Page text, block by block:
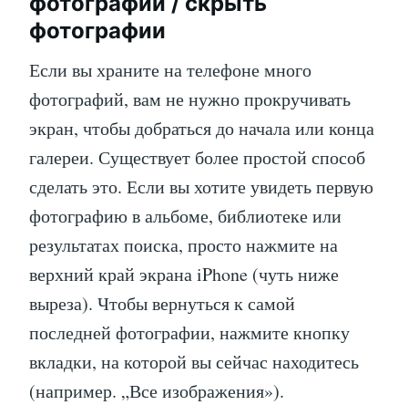
фотографии
Если вы храните на телефоне много
фотографий, вам не нужно прокручивать
экран, чтобы добраться до начала или конца
галереи. Существует более простой способ
сделать это. Если вы хотите увидеть первую
фотографию в альбоме, библиотеке или
результатах поиска, просто нажмите на
верхний край экрана iPhone (чуть ниже
выреза). Чтобы вернуться к самой
последней фотографии, нажмите кнопку
вкладки, на которой вы сейчас находитесь
(например. „Все изображения»).